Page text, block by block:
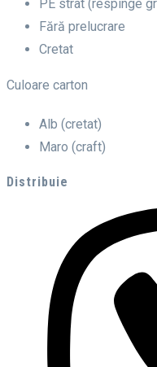
PE strat (respinge
Fără prelucrare
Cretat
Culoare carton
Alb (cretat)
Maro (craft)
Distribuie